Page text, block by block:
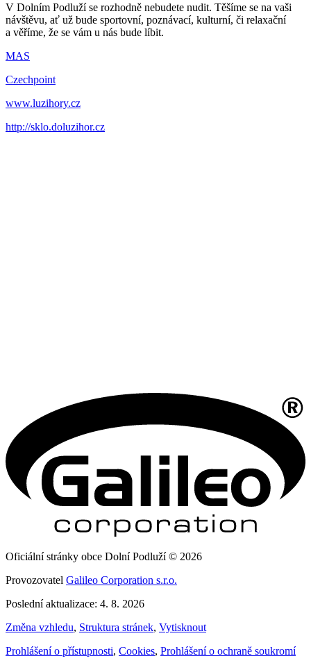
V Dolním Podluží se rozhodně nebudete nudit. Těšíme se na vaši
návštěvu, ať už bude sportovní, poznávací, kulturní, či relaxační
a věříme, že se vám u nás bude líbit.
MAS
Czechpoint
www.luzihory.cz
http://sklo.doluzihor.cz
Oficiální stránky obce Dolní Podluží © 2026
Provozovatel Galileo Corporation s.r.o.
Poslední aktualizace: 4. 8. 2026
Změna vzhledu, Struktura stránek, Vytisknout
Prohlášení o přístupnosti, Cookies, Prohlášení o ochraně soukromí